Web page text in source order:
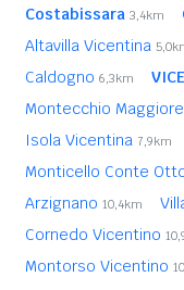
Costabissara 3,4km
Altavilla Vicentina
Caldogno 6,3km
Montecchio Maggiore
Isola Vicentina 7,9km
Monticello Conte
Arzignano 10,4km
Cornedo Vicentino
Montorso Vicentino